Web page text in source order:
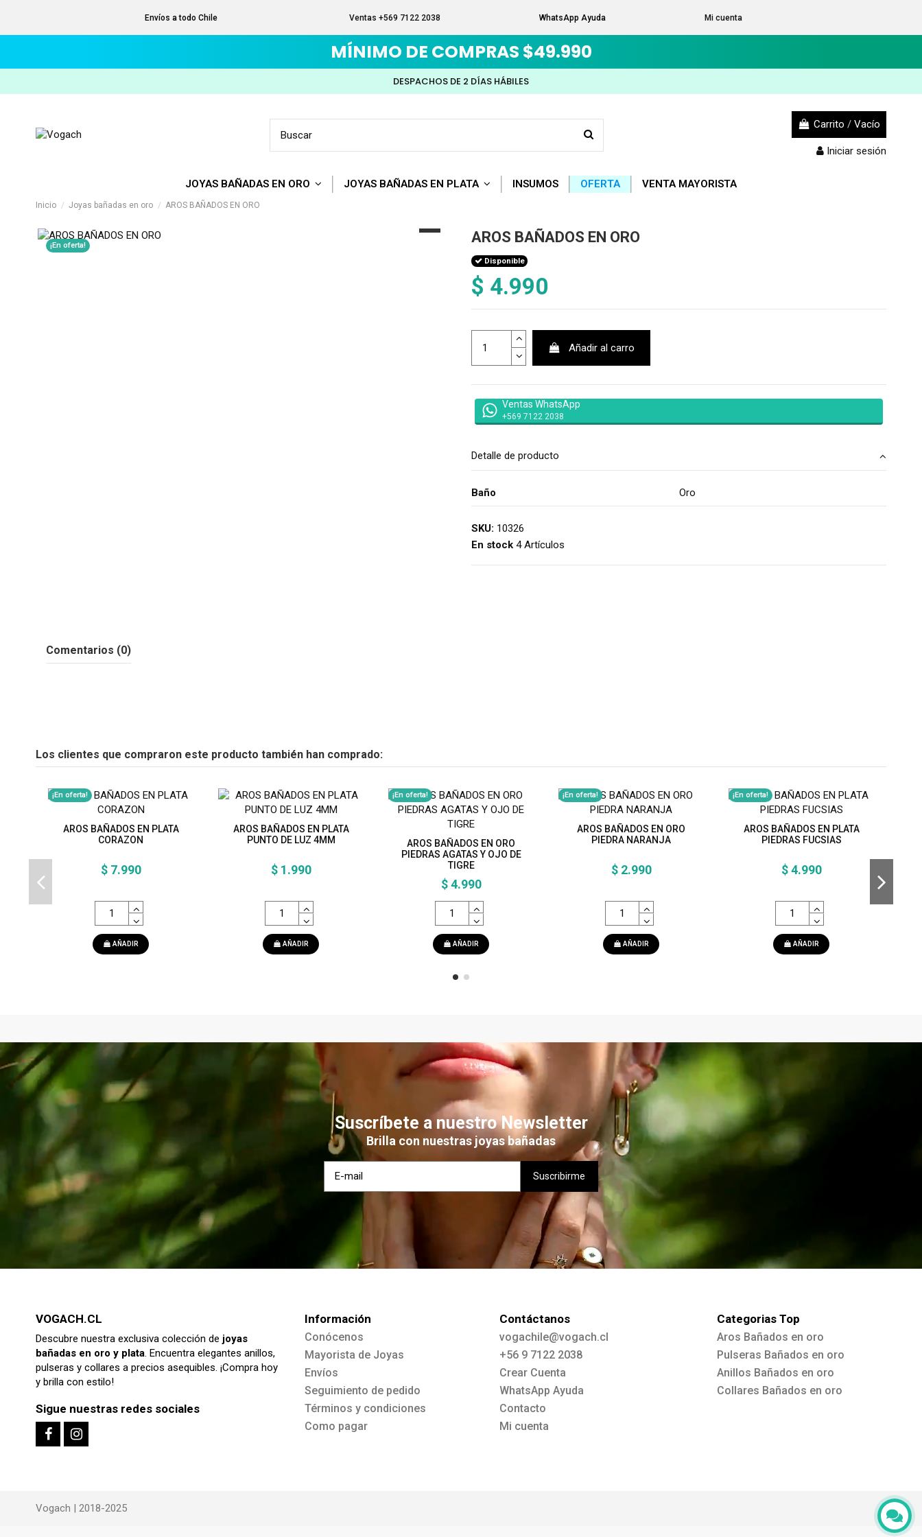
Envíos a todo Chile Ventas +569 7122 2038 WhatsApp Ayuda Mi cuenta
MÍNIMO DE COMPRAS $49.990
DESPACHOS DE 2 DÍAS HÁBILES
Carrito / Vacío
Iniciar sesión
JOYAS BAÑADAS EN ORO JOYAS BAÑADAS EN PLATA INSUMOS OFERTA VENTA MAYORISTA
Inicio Joyas bañadas en oro AROS BAÑADOS EN ORO
¡En oferta! AROS BAÑADOS EN ORO
Disponible
$ 4.990
Añadir al carro
Ventas WhatsApp
+569 7122 2038
Detalle de producto
Baño Oro
SKU: 10326
En stock 4 Artículos
Comentarios (0)
Los clientes que compraron este producto también han comprado:
¡En oferta!
AROS BAÑADOS EN PLATA
CORAZON
$ 7.990
AÑADIR
AROS BAÑADOS EN PLATA
PUNTO DE LUZ 4MM
$ 1.990
AÑADIR
¡En oferta!
AROS BAÑADOS EN ORO
PIEDRAS AGATAS Y OJO DE
TIGRE
$ 4.990
AÑADIR
¡En oferta!
AROS BAÑADOS EN ORO
PIEDRA NARANJA
$ 2.990
AÑADIR
¡En oferta!
AROS BAÑADOS EN PLATA
PIEDRAS FUCSIAS
$ 4.990
AÑADIR
Suscríbete a nuestro Newsletter
Brilla con nuestras joyas bañadas
VOGACH.CL
Descubre nuestra exclusiva colección de joyas
bañadas en oro y plata. Encuentra elegantes anillos,
pulseras y collares a precios asequibles. ¡Compra hoy
y brilla con estilo!
Sigue nuestras redes sociales
Información
Conócenos
Mayorista de Joyas
Envíos
Seguimiento de pedido
Términos y condiciones
Como pagar
Contáctanos
vogachile@vogach.cl
+56 9 7122 2038
Crear Cuenta
WhatsApp Ayuda
Contacto
Mi cuenta
Categorias Top
Aros Bañados en oro
Pulseras Bañados en oro
Anillos Bañados en oro
Collares Bañados en oro
Vogach | 2018-2025
Hola